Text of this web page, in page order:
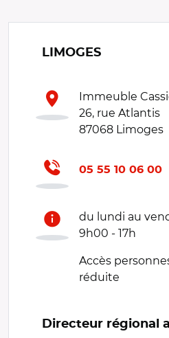
LIMOGES
Immeuble
26, rue Atlantis
87068 Limoges
05 55 10 06 00
du lundi au
9h00 - 17h
Accès
réduite
Directeur régional